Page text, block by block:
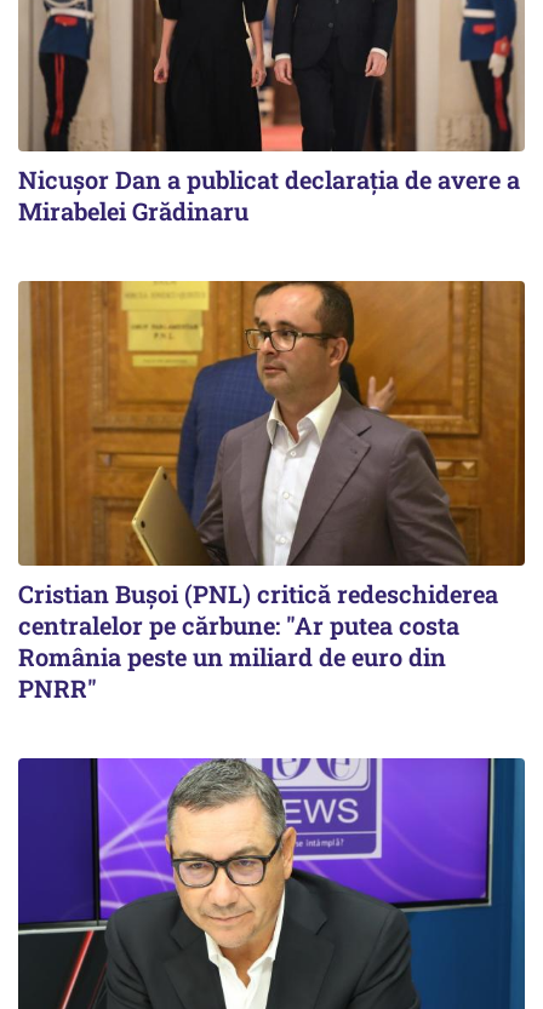
Nicuşor Dan a publicat declaraţia de avere a
Mirabelei Grădinaru
Cristian Bușoi (PNL) critică redeschiderea
centralelor pe cărbune: "Ar putea costa
România peste un miliard de euro din
PNRR"